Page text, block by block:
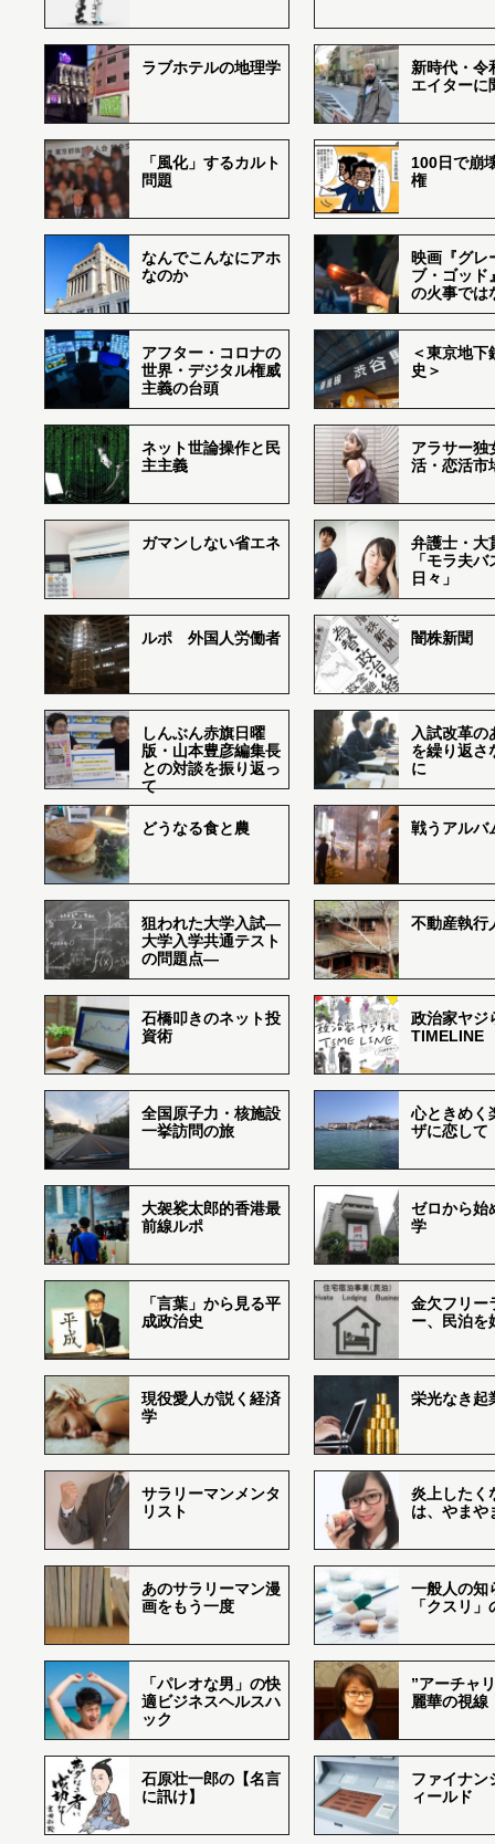
ラブホテルの地理学
新時代・令
エイターに
「風化」するカルト
問題
100日で崩
権
なんでこんなにアホ
なのか
映画『グレ
ブ・ゴッド
の火事では
アフター・コロナの
世界・デジタル権威
主義の台頭
＜東京地下
史＞
ネット世論操作と民
主主義
アラサー独
活・恋活市
ガマンしない省エネ
弁護士・大
「モラ夫
日々」
ルポ 外国人労働者 闇株新聞
しんぶん赤旗日曜
版・山本豊彦編集長
との対談を振り返っ
て
入試改革の
を繰り返さ
に
どうなる食と農 戦うアルバ
狙われた大学入試―
大学入学共通テスト
の問題点―
不動産執行
石橋叩きのネット投
資術
政治家ヤジ
TIMELINE
全国原子力・核施設
一挙訪問の旅
心ときめく
ザに恋して
大袈裟太郎的香港最
前線ルポ
ゼロから始
学
「言葉」から見る平
成政治史
金欠フリー
ー、民泊を
現役愛人が説く経済
学
栄光なき起
サラリーマンメンタ
リスト
炎上したく
は、やまや
あのサラリーマン漫
画をもう一度
一般人の知
「クスリ
「パレオな男」の快
適ビジネスヘルスハ
ック
”アーチャ
麗華の視線
石原壮一郎の【名言
に訊け】
ファイナン
ィールド